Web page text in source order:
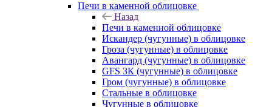
Печи в каменной облицовке
Назад
Печи в каменной облицовке
Искандер (чугунные) в облицовке
Гроза (чугунные) в облицовке
Авангард (чугунные) в облицовке
GFS ЗК (чугунные) в облицовке
Гром (чугунные) в облицовке
Стальные в облицовке
Чугунные в облицовке